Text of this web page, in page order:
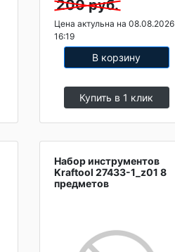
200 руб.
Цена актульна на 08.08.2026
16:19
В корзину
Купить в 1 клик
Набор инструментов
Kraftool 27433-1_z01 8
предметов